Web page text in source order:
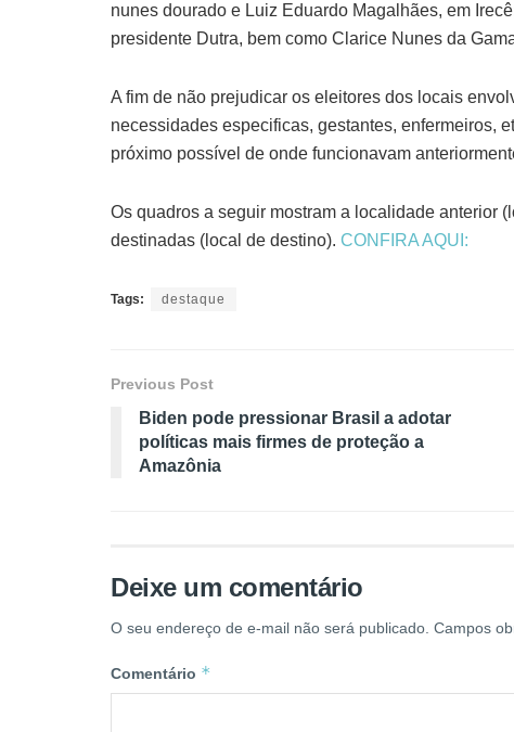
nunes dourado e Luiz Eduardo Magalhães, em
presidente Dutra, bem como Clarice Nunes da
A fim de não prejudicar os eleitores dos locais
necessidades especificas, gestantes, enfermeiros,
próximo possível de onde funcionavam
Os quadros a seguir mostram a localidade anterior
destinadas (local de destino). CONFIRA AQUI:
Tags: destaque
Previous Post
Biden pode pressionar Brasil a adotar
políticas mais firmes de proteção a
Amazônia
Deixe um comentário
O seu endereço de e-mail não será publicado. Campos
Comentário *